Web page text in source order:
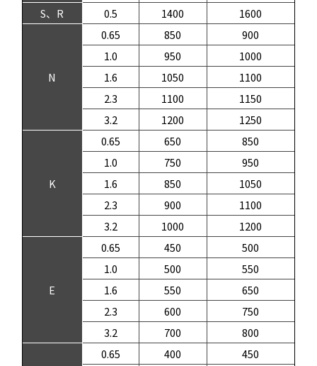
S、R
0.5 1400 1600
N
0.65 850
900
1.0
950
1000
1.6
1050
1100
2.3
1100
1150
3.2
1200 1250
K
0.65 650
850
1.0
750
950
1.6
850
1050
2.3
900
1100
3.2
1000 1200
E
0.65 450
500
1.0
500
550
1.6
550
650
2.3
600
750
3.2
700 800
0.65 400
450